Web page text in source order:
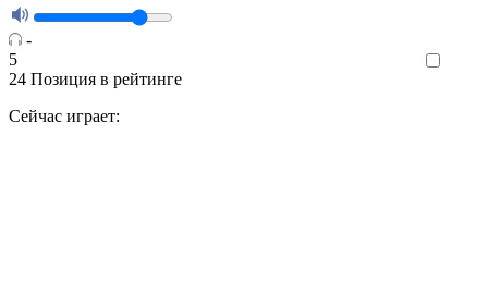
-
5
24 Позиция в рейтинге
Сейчас играет: